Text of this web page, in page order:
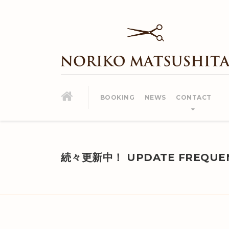
BOOKING NEWS CONTACT
続々更新中！ UPDATE